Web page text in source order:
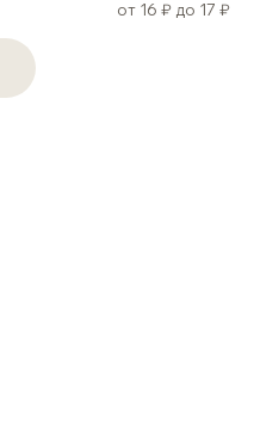
от 16 ₽ до 17 ₽